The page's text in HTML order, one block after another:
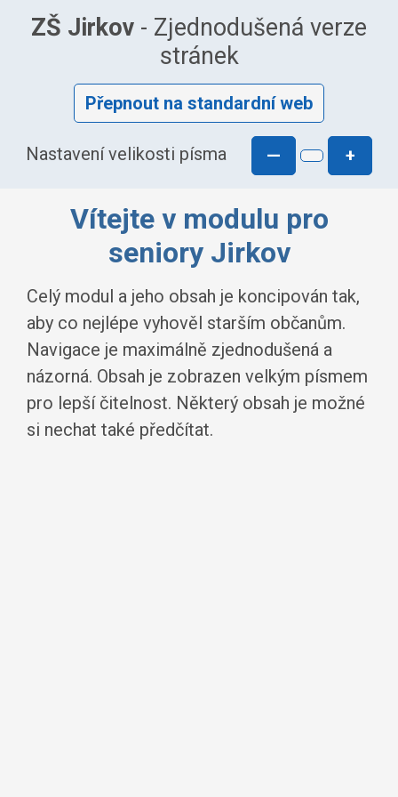
ZŠ Jirkov - Zjednodušená verze
stránek
Přepnout na standardní web
Nastavení velikosti písma — +
Vítejte v modulu pro
seniory Jirkov
Celý modul a jeho obsah je koncipován tak,
aby co nejlépe vyhověl starším občanům.
Navigace je maximálně zjednodušená a
názorná. Obsah je zobrazen velkým písmem
pro lepší čitelnost. Některý obsah je možné
si nechat také předčítat.